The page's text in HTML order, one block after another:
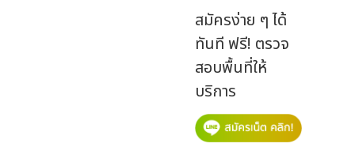
สมัครง่าย ๆ ได้
ทันที ฟรี! ตรวจ
สอบพื้นที่ให้
บริการ